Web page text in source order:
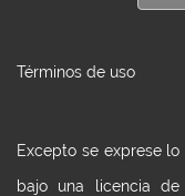
Términos de uso
Excepto se exprese
bajo una licencia de